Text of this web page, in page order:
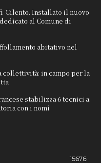
Cilento. Installato il nuovo
al Comune di
abitativo nel
collettività: in campo per la
stabilizza 6 tecnici a
con i nomi
15676